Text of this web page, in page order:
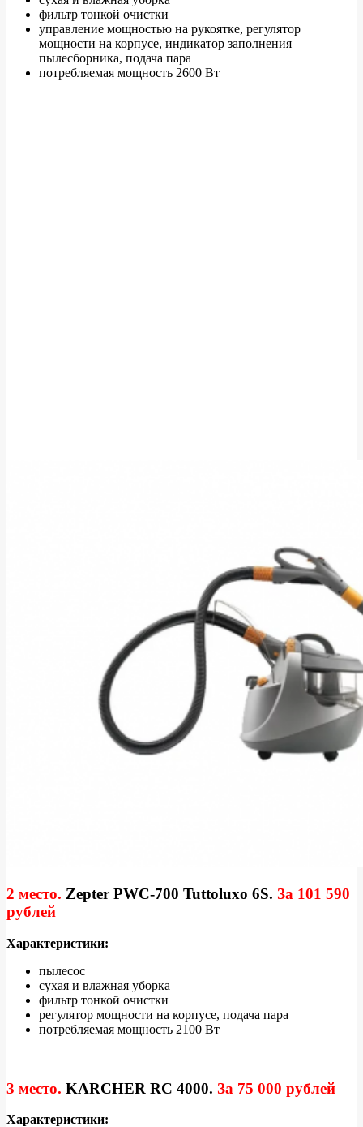
фильтр тонкой очистки
управление мощностью на рукоятке, регулятор
мощности на корпусе, индикатор заполнения
пылесборника, подача пара
потребляемая мощность 2600 Вт
2 место. Zepter PWC-700 Tuttoluxo 6S. За 101 590
рублей
Характеристики:
пылесос
сухая и влажная уборка
фильтр тонкой очистки
регулятор мощности на корпусе, подача пара
потребляемая мощность 2100 Вт
3 место. KARCHER RC 4000. За 75 000 рублей
Характеристики: